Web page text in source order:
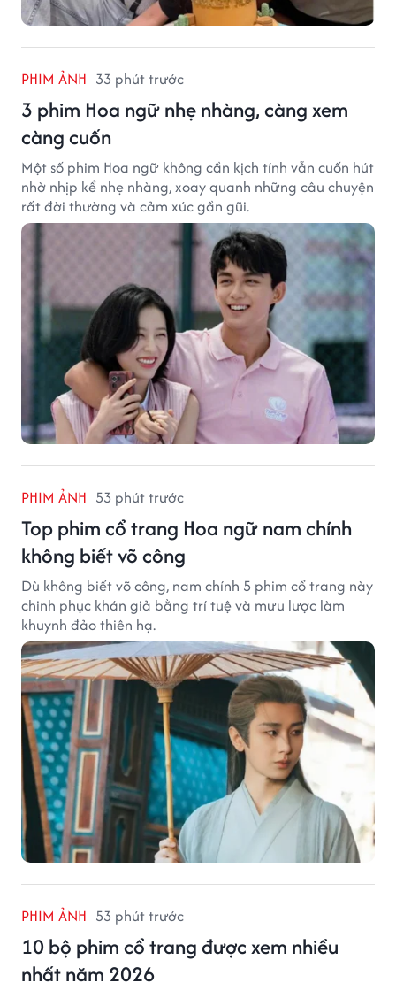
PHIM ẢNH 33 phút trước
3 phim Hoa ngữ nhẹ nhàng, càng xem
càng cuốn
Một số phim Hoa ngữ không cần kịch tính vẫn cuốn hút
nhờ nhịp kể nhẹ nhàng, xoay quanh những câu chuyện
rất đời thường và cảm xúc gần gũi.
PHIM ẢNH 53 phút trước
Top phim cổ trang Hoa ngữ nam chính
không biết võ công
Dù không biết võ công, nam chính 5 phim cổ trang này
chinh phục khán giả bằng trí tuệ và mưu lược làm
khuynh đảo thiên hạ.
PHIM ẢNH 53 phút trước
10 bộ phim cổ trang được xem nhiều
nhất năm 2026